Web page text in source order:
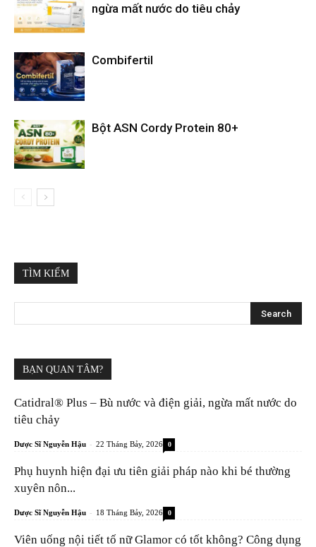
ngừa mất nước do tiêu chảy
Combifertil
Bột ASN Cordy Protein 80+
TÌM KIẾM
BẠN QUAN TÂM?
Catidral® Plus – Bù nước và điện giải, ngừa mất nước do
tiêu chảy
Dược Sĩ Nguyễn Hậu - 22 Tháng Bảy, 2026 0
Phụ huynh hiện đại ưu tiên giải pháp nào khi bé thường
xuyên nôn...
Dược Sĩ Nguyễn Hậu - 18 Tháng Bảy, 2026 0
Viên uống nội tiết tố nữ Glamor có tốt không? Công dụng